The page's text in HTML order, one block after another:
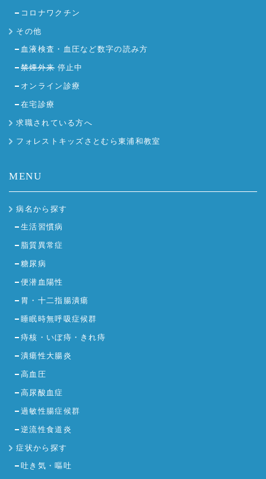
コロナワクチン
その他
血液検査・血圧など数字の読み方
禁煙外来停止中
オンライン診療
在宅診療
求職されている方へ
フォレストキッズさとむら東浦和教室
MENU
病名から探す
生活習慣病
脂質異常症
糖尿病
便潜血陽性
胃・十二指腸潰瘍
睡眠時無呼吸症候群
痔核・いぼ痔・きれ痔
潰瘍性大腸炎
高血圧
高尿酸血症
過敏性腸症候群
逆流性食道炎
症状から探す
吐き気・嘔吐